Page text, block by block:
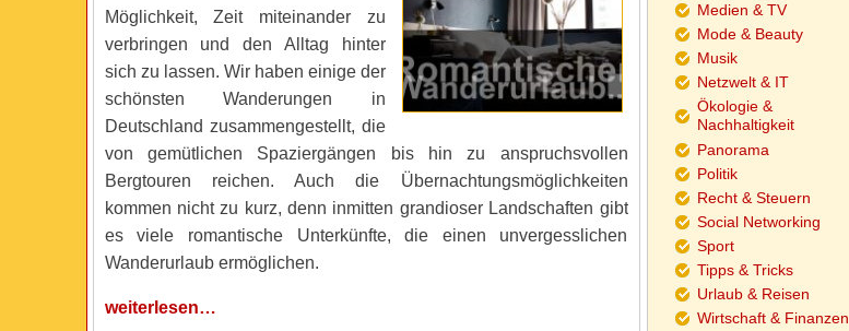
Möglichkeit, Zeit miteinander zu
verbringen und den Alltag hinter
sich zu lassen. Wir haben einige der
schönsten Wanderungen in
Deutschland zusammengestellt, die
von gemütlichen Spaziergängen bis hin zu anspruchsvollen
Bergtouren reichen. Auch die Übernachtungsmöglichkeiten
kommen nicht zu kurz, denn inmitten grandioser Landschaften gibt
es viele romantische Unterkünfte, die einen unvergesslichen
Wanderurlaub ermöglichen.
weiterlesen…
Medien & TV
Mode & Beauty
Musik
Netzwelt & IT
Ökologie &
Nachhaltigkeit
Panorama
Politik
Recht & Steuern
Social Networking
Sport
Tipps & Tricks
Urlaub & Reisen
Wirtschaft & Finanzen